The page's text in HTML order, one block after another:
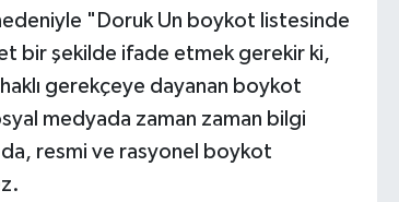
"Doruk Un boykot listesinde
bir şekilde ifade etmek gerekir ki,
haklı gerekçeye dayanan boykot
medyada zaman zaman bilgi
resmi ve rasyonel boykot